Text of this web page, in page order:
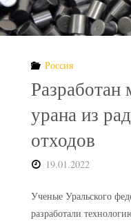
к
отходов"
Россия
Разработан
урана из
отходов
19.01.2022
Ученые Уральского
разработали